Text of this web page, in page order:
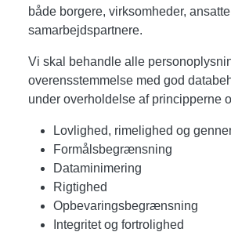
både borgere, virksomheder,
samarbejdspartnere.
Vi skal behandle alle
overensstemmelse med god
under overholdelse af principperne
Lovlighed, rimelighed og
Formålsbegrænsning
Dataminimering
Rigtighed
Opbevaringsbegrænsning
Integritet og fortrolighed